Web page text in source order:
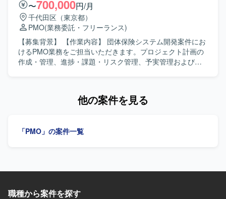
ただけます。 【開発環境】 年金向けWebシステムを対象と
したJavaおよびSQLベースのシステム開発プロジェクトに
おける成果物をレビューする環境となっております。
ただきます。既存アプリケーションで利用しているTomcat
9.0のサポート期限を踏まえたTomcat 10.1へのバージョン
アップ対応や、現在IEモードで利用しているアプリケーシ
ョンのEdge対応（モダナイゼーション）に関する業務支援
を行っていただきます。開発業務そのものは担当せず、プ
ロジェクトの推進や関係者との調整を中心にご対応いただ
がら整理・推進できる方が望ましいです。コミュニケーシ
IEモードからEdge化対応案件などの経験をお持ちの方であ
に関するプロジェクト推進を経験できるポジションです。
ザモダナイゼーションといったテーマに関わることで、上
〜700,000円/月
千代田区（東京都）
PMO(業務委託・フリーランス)
【募集背景】 【作業内容】 団体保険システム開発案件にお
けるPMO業務をご担当いただきます。プロジェクト計画の
作成・管理、進捗・課題・リスク管理、予実管理および報
す。 【ポジションの魅力】 大規模Web業務アプリケーショ
他の案件を見る
「PMO」の案件一覧
職種から案件を探す